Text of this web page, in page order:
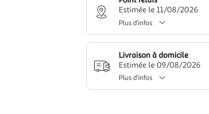
Estimée le 11/08/2026
Plus d'infos
Livraison à domicile
Estimée le 09/08/2026
Plus d'infos